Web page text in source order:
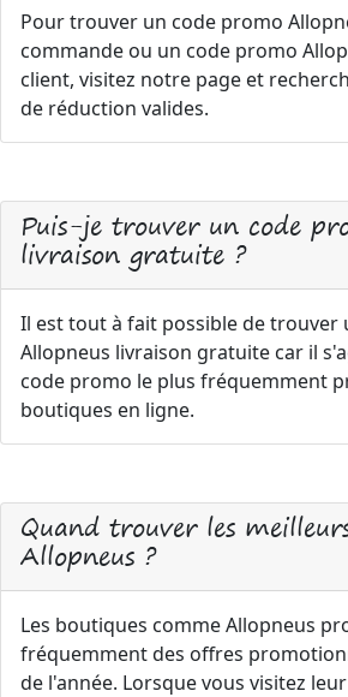
Pour trouver un code promo
commande ou un code promo
client, visitez notre page et
de réduction valides.
Puis-je trouver un code
livraison gratuite ?
Il est tout à fait possible de trouver
Allopneus livraison gratuite car il
code promo le plus fréquemment
boutiques en ligne.
Quand trouver les
Allopneus ?
Les boutiques comme Allopneus
fréquemment des offres
de l'année. Lorsque vous visitez